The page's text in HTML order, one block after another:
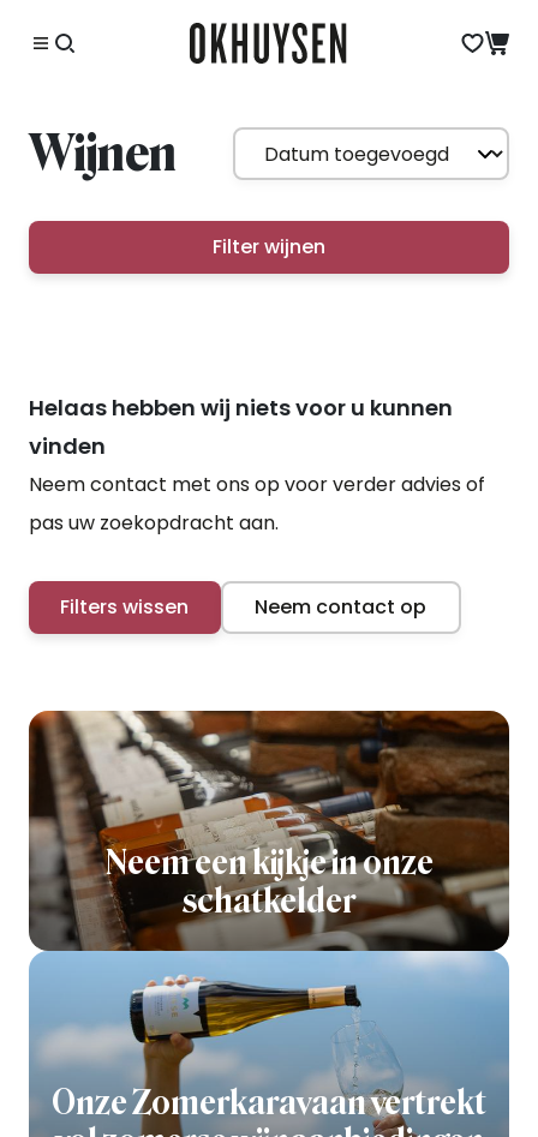
Wijnen
Filter wijnen
Helaas hebben wij niets voor u kunnen
vinden
Neem contact met ons op voor verder advies of
pas uw zoekopdracht aan.
Filters wissen Neem contact op
Neem een kijkje in onze
schatkelder
Onze Zomerkaravaan vertrekt